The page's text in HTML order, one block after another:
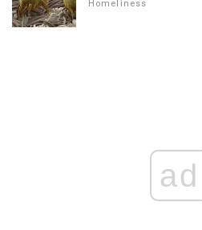
Homeliness
ad